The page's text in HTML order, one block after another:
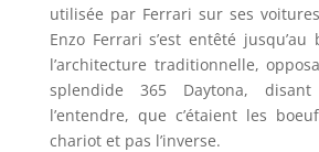
utilisée par Ferrari sur ses
Enzo Ferrari s’est entêté
l’architecture traditionnelle,
splendide 365 Daytona,
l’entendre, que c’étaient les
chariot et pas l’inverse.